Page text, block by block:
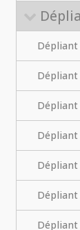
Dépliant
Dépliant
Dépliant
Dépliant
Dépliant
Dépliant
Dépliant